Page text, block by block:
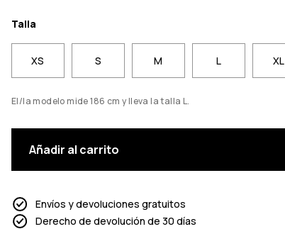
Talla
XS S M L XL
El/la modelo mide 186 cm y lleva la talla L.
Añadir al carrito
Envíos y devoluciones gratuitos
Derecho de devolución de 30 días